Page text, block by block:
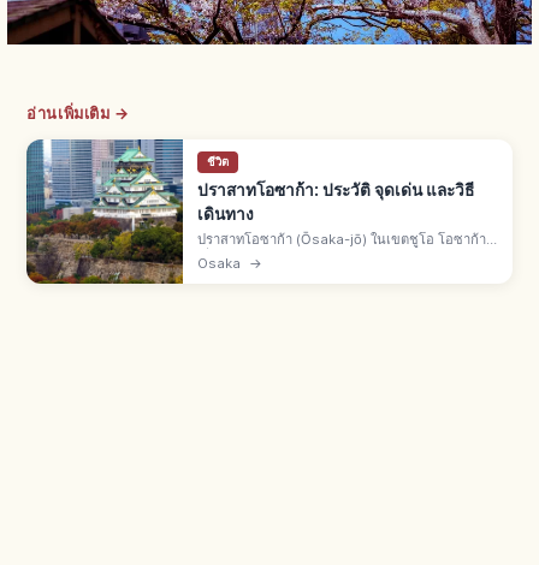
อ่านเพิ่มเติม →
ชีวิต
ปราสาทโอซาก้า: ประวัติ จุดเด่น และวิธี
เดินทาง
ปราสาทโอซาก้า (Ōsaka-jō) ในเขตชูโอ โอซาก้า
เริ่มสร้างปี 1583 โดยโทโยโตมิ ฮิเดโยชิ หอคอย
Osaka →